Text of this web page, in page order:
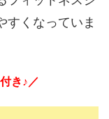
すくなっていま
き♪／